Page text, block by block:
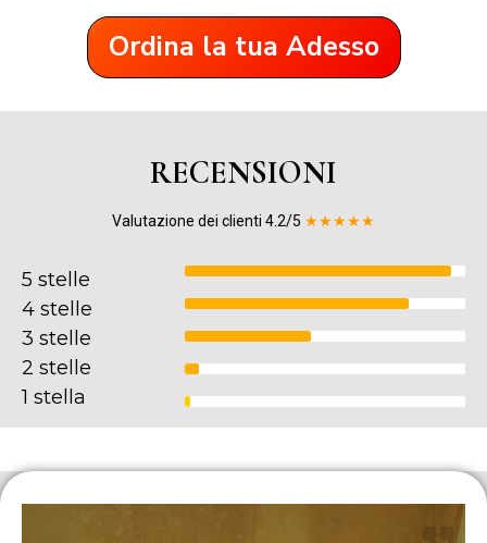
Ordina la tua Adesso
RECENSIONI
Valutazione dei clienti 4.2/5 ★★★★★
5 stelle
4 stelle
3 stelle
2 stelle
1 stella